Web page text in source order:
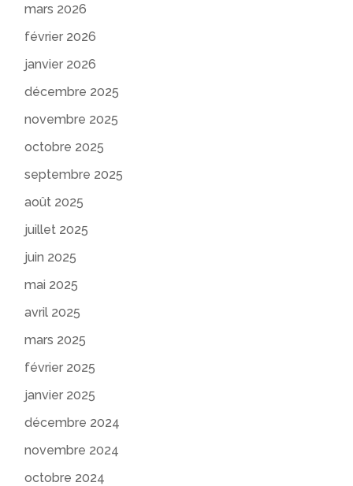
mars 2026
février 2026
janvier 2026
décembre 2025
novembre 2025
octobre 2025
septembre 2025
août 2025
juillet 2025
juin 2025
mai 2025
avril 2025
mars 2025
février 2025
janvier 2025
décembre 2024
novembre 2024
octobre 2024